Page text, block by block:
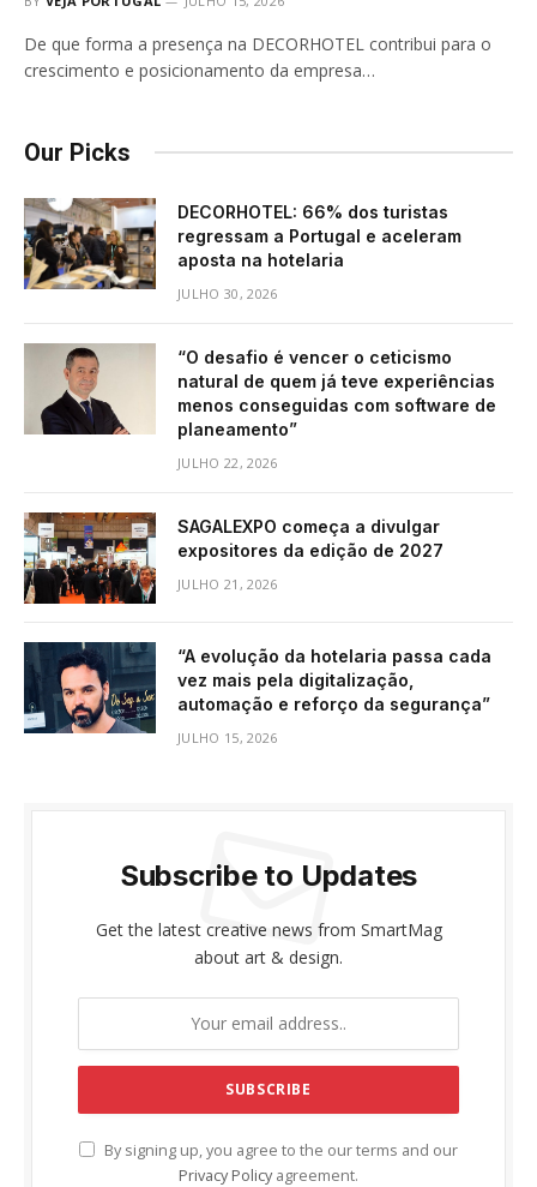
De que forma a presença na DECORHOTEL contribui para o
crescimento e posicionamento da empresa…
Our Picks
DECORHOTEL: 66% dos turistas
regressam a Portugal e aceleram
aposta na hotelaria
JULHO 30, 2026
“O desafio é vencer o ceticismo
natural de quem já teve experiências
menos conseguidas com software de
planeamento”
JULHO 22, 2026
SAGALEXPO começa a divulgar
expositores da edição de 2027
JULHO 21, 2026
“A evolução da hotelaria passa cada
vez mais pela digitalização,
automação e reforço da segurança”
JULHO 15, 2026
Subscribe to Updates
Get the latest creative news from SmartMag
about art & design.
By signing up, you agree to the our terms and our
Privacy Policy agreement.